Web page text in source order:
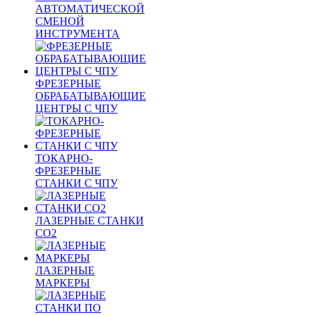
АВТОМАТИЧЕСКОЙ
СМЕНОЙ
ИНСТРУМЕНТА
ФРЕЗЕРНЫЕ
ОБРАБАТЫВАЮЩИЕ
ЦЕНТРЫ С ЧПУ
ТОКАРНО-
ФРЕЗЕРНЫЕ
СТАНКИ С ЧПУ
ЛАЗЕРНЫЕ СТАНКИ
CO2
ЛАЗЕРНЫЕ
МАРКЕРЫ